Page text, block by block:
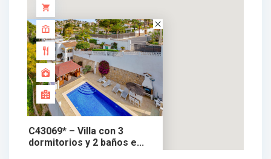
625.000 €
C43069* – Villa con 3
dormitorios y 2 baños e...